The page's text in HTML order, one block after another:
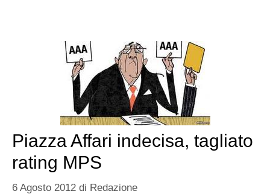
Piazza Affari indecisa, tagliato
rating MPS
6 Agosto 2012 di Redazione